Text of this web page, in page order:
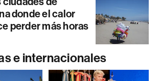
donde el calor
perder más horas
e internacionales